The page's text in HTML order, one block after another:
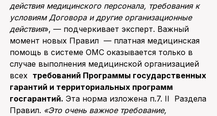
действия медицинского персонала, требования к
условиям Договора и другие организационные
действия», — подчеркивает эксперт. Важный
момент новых Правил — платная медицинская
помощь в системе ОМС оказывается только в
случае выполнения медицинской организацией
всех требований Программы государственных
гарантий и территориальных программ
госгарантий. Эта норма изложена п.7. II Раздела
Правил. «Это очень важное требование,